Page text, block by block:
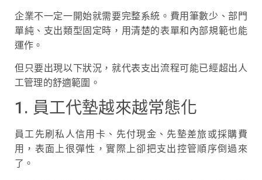
企業不一定一開始就需要完整系統。費用筆數少、部門
單純、支出類型固定時，用清楚的表單和內部規範也能
運作。
但只要出現以下狀況，就代表支出流程可能已經超出人
工管理的舒適範圍。
1. 員工代墊越來越常態化
員工先刷私人信用卡、先付現金、先墊差旅或採購費
用，表面上很彈性，實際上卻把支出控管順序倒過來
了。